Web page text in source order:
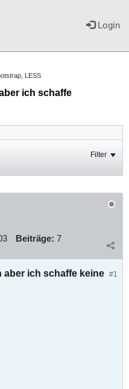
Login
LESS
ich schaffe
Filter
Beiträge: 7
#1
aber ich schaffe keine